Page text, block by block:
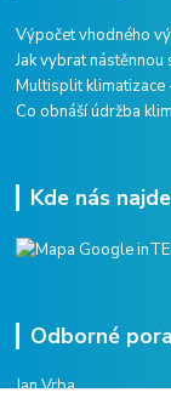
Výpočet vhodného
Jak vybrat
Multisplit klimatizace
Co obnáší údržba
Kde nás
Odborné
Jan Vrba